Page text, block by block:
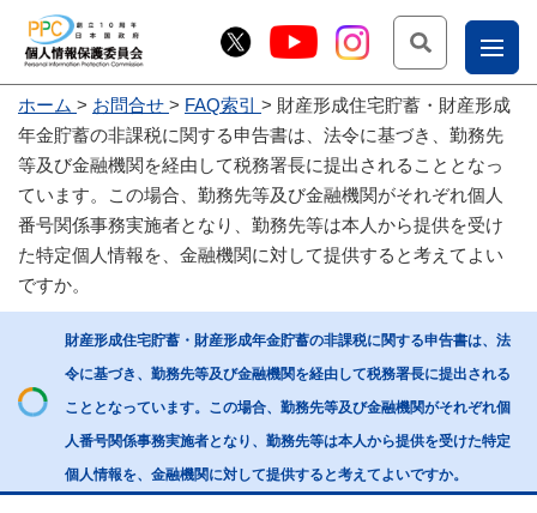
お
問
合
せ
こー
じょ
ー部
ホーム お問合せ FAQ索引
財産形成住宅貯蓄・財産形成
年金貯蓄の非課税に関する申告書は、法令に基づき、勤務先
等及び金融機関を経由して税務署長に提出されることとなっ
ています。この場合、勤務先等及び金融機関がそれぞれ個人
番号関係事務実施者となり、勤務先等は本人から提供を受け
た特定個人情報を、金融機関に対して提供すると考えてよい
ですか。
財産形成住宅貯蓄・財産形成年金貯蓄の非課税に関する申告書は、法
令に基づき、勤務先等及び金融機関を経由して税務署長に提出される
こととなっています。この場合、勤務先等及び金融機関がそれぞれ個
人番号関係事務実施者となり、勤務先等は本人から提供を受けた特定
個人情報を、金融機関に対して提供すると考えてよいですか。